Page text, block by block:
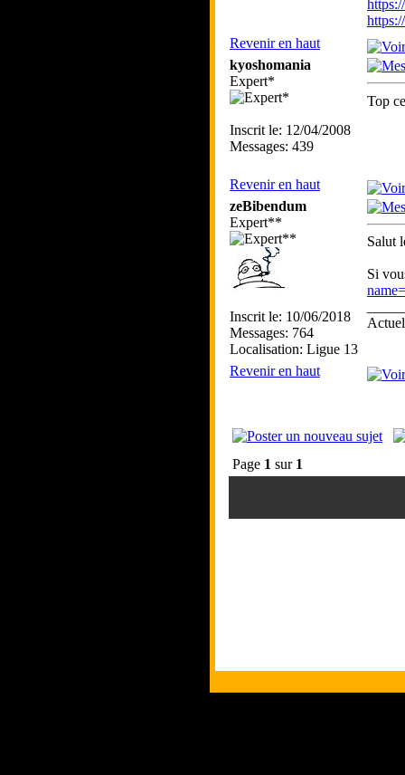
Revenir en haut
kyoshomania
Expert*
Inscrit le: 12/04/2008
Messages: 439
Top
Revenir en haut
zeBibendum
Expert**
Inscrit le: 10/06/2018
Messages: 764
Localisation: Ligue 13
Salut
Si
Revenir en haut
Page 1 sur 1